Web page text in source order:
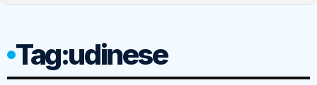
Tag:udinese